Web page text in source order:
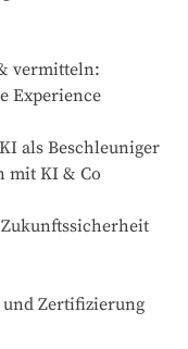
vermitteln:
Experience
als Beschleuniger
mit KI & Co
Zertifizierung